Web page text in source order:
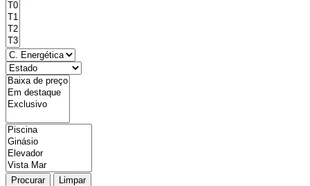
Procurar Limpar